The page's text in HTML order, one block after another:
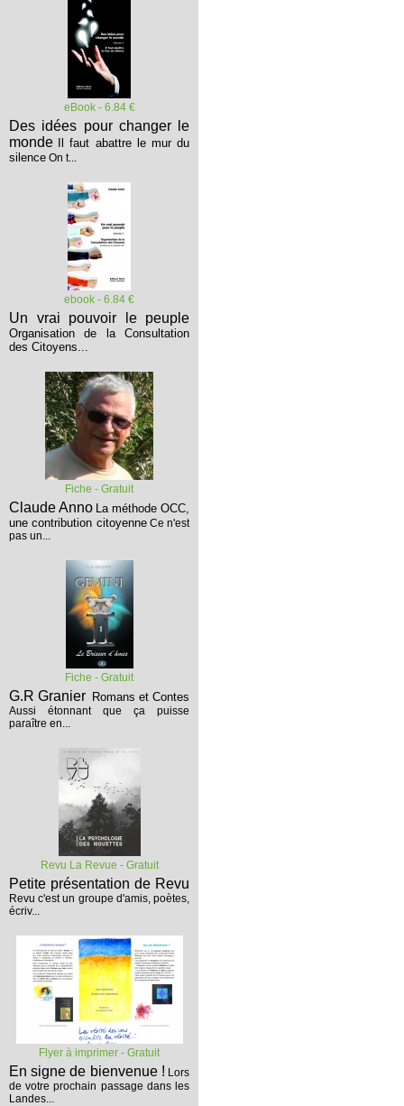
eBook - 6.84 €
Des idées pour changer le
monde
Il faut abattre le mur du
silence On t...
ebook - 6.84 €
Un vrai pouvoir le peuple
Organisation de la Consultation
des Citoyens...
Fiche - Gratuit
Claude Anno La méthode OCC,
une contribution citoyenne Ce n'est
pas un...
Fiche - Gratuit
G.R Granier Romans et Contes
Aussi étonnant que ça puisse
paraître en...
Revu La Revue - Gratuit
Petite présentation de Revu
Revu c'est un groupe d'amis, poètes,
écriv...
Flyer à imprimer - Gratuit
En signe de bienvenue ! Lors
de votre prochain passage dans les
Landes...